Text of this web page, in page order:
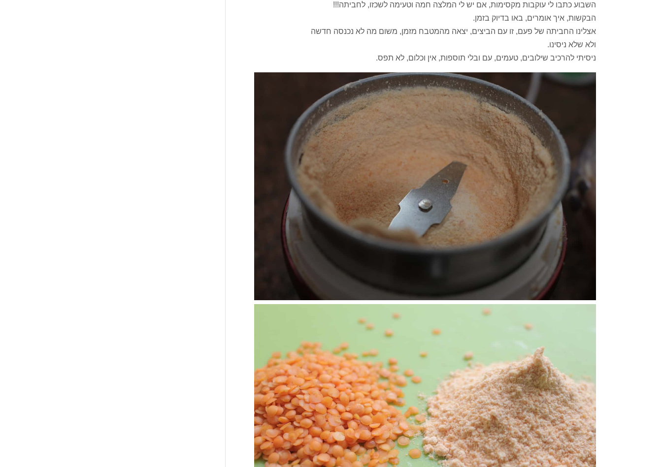
השבוע כתבו לי עוקבות מקסימות, אם יש לי המלצה חמה וטעימה לשכזו, לחביתה!!!
הבקשות, איך אומרים, באו בדיוק בזמן.
אצלינו החביתה של פעם, זו עם הביצים, יצאה מהמטבח מזמן, משום מה לא נכנסה חדשה
ולא שלא ניסינו.
ניסיתי להרכיב שילובים, טעמים, עם ובלי תוספות, אין וכלום, לא תפס.